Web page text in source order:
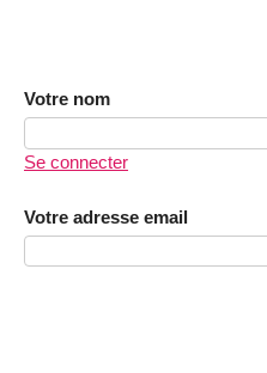
Votre nom
Se connecter
Votre adresse email